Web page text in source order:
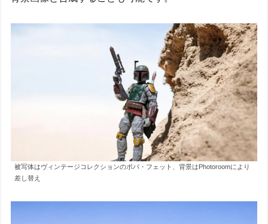
被写体はヴィンテージコレクションのボバ・フェット、背景はPhotoroomにより
差し替え